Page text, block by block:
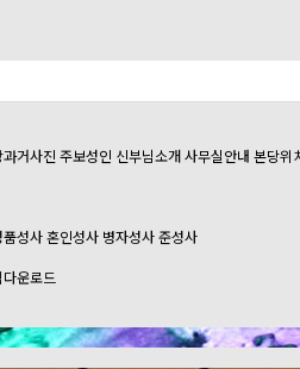
거사진 주보성인 신부님소개사무실안내 본당위
품성사혼인성사 병자성사준성사
운로드